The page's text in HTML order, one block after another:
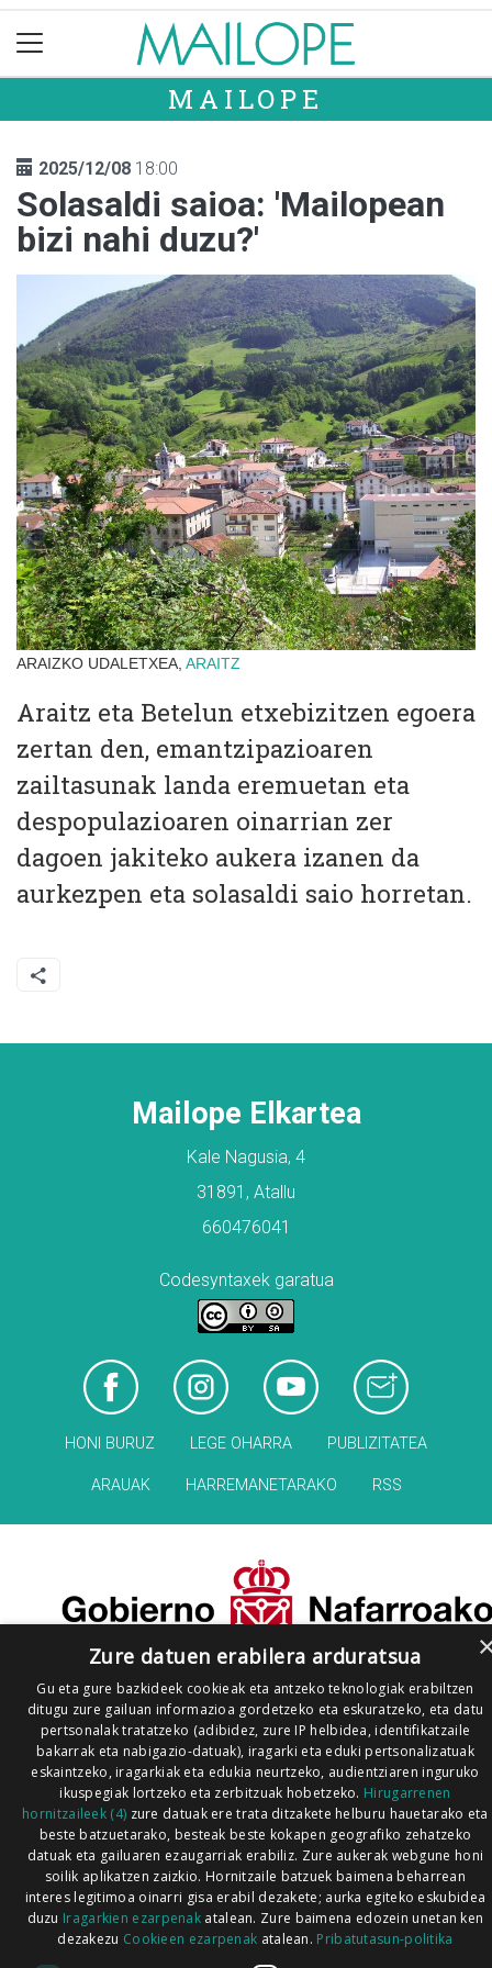
MAILOPE
2025/12/08 18:00
Solasaldi saioa: 'Mailopean
bizi nahi duzu?'
ARAIZKO UDALETXEA, ARAITZ
Araitz eta Betelun etxebizitzen egoera
zertan den, emantzipazioaren
zailtasunak landa eremuetan eta
despopulazioaren oinarrian zer
dagoen jakiteko aukera izanen da
aurkezpen eta solasaldi saio horretan.
Mailope Elkartea
Kale Nagusia, 4
31891, Atallu
660476041
Codesyntaxek garatua
HONI BURUZ LEGE OHARRA PUBLIZITATEA
ARAUAK HARREMANETARAKO RSS
Zure datuen erabilera arduratsua
Gu eta gure bazkideek cookieak eta antzeko teknologiak erabiltzen
ditugu zure gailuan informazioa gordetzeko eta eskuratzeko, eta datu
pertsonalak tratatzeko (adibidez, zure IP helbidea, identifikatzaile
bakarrak eta nabigazio-datuak), iragarki eta eduki pertsonalizatuak
eskaintzeko, iragarkiak eta edukia neurtzeko, audientziaren inguruko
ikuspegiak lortzeko eta zerbitzuak hobetzeko. Hirugarrenen
hornitzaileek (4) zure datuak ere trata ditzakete helburu hauetarako eta
beste batzuetarako, besteak beste kokapen geografiko zehatzeko
datuak eta gailuaren ezaugarriak erabiliz. Zure aukerak webgune honi
soilik aplikatzen zaizkio. Hornitzaile batzuek baimena beharrean
interes legitimoa oinarri gisa erabil dezakete; aurka egiteko eskubidea
duzu Iragarkien ezarpenak atalean. Zure baimena edozein unetan ken
dezakezu Cookieen ezarpenak atalean. Pribatutasun-politika